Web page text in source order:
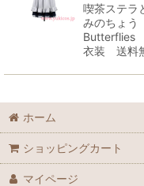
喫茶ステラ
みのちょ
Butterflies
衣装 送料
ホーム
ショッピングカート
マイページ